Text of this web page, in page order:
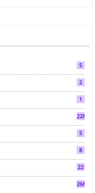
5
2
1
2286
5
8
22
268